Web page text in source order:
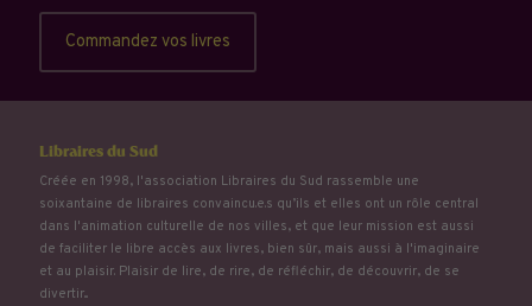
Commandez vos livres
Libraires du Sud
Créée en 1998, l'association Libraires du Sud rassemble une
soixantaine de libraires convaincu.e.s qu’ils et elles ont un rôle central
dans l'animation culturelle de nos villes, et que leur mission est aussi
de faciliter le libre accès aux livres, bien sûr, mais aussi à l'imaginaire
et au plaisir. Plaisir de lire, de rire, de réfléchir, de découvrir, de se
divertir...